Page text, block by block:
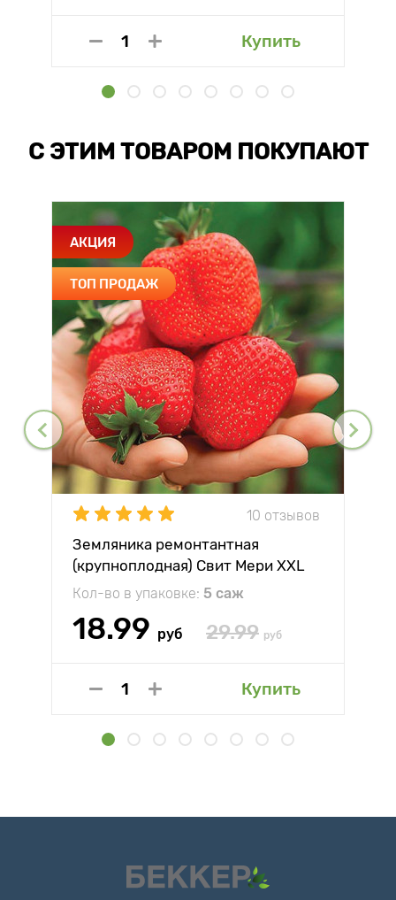
Купить
С ЭТИМ ТОВАРОМ ПОКУПАЮТ
АКЦИЯ
ТОП ПРОДАЖ
10 отзывов
Земляника ремонтантная
(крупноплодная) Свит Мери XXL
Кол-во в упаковке: 5 саж
18.99 руб 29.99 руб
Купить